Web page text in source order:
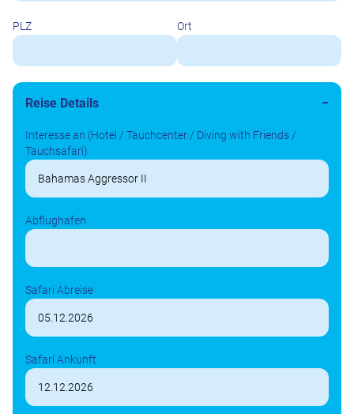
PLZ Ort
Reise Details
Interesse an (Hotel / Tauchcenter / Diving with Friends /
Tauchsafari)
Abflughafen
Safari Abreise
Safari Ankunft